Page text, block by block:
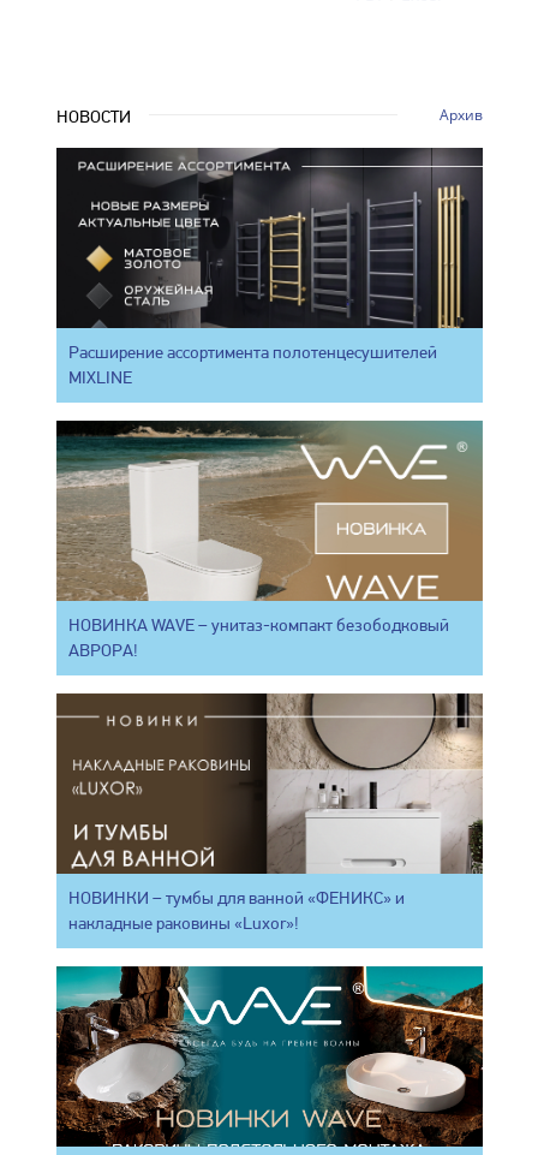
НОВОСТИ Архив
Расширение ассортимента полотенцесушителей
MIXLINE
НОВИНКА WAVE – унитаз-компакт безободковый
АВРОРА!
НОВИНКИ – тумбы для ванной «ФЕНИКС» и
накладные раковины «Luxor»!